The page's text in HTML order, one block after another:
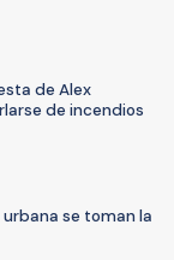
de Alex
de incendios
urbana se toman la